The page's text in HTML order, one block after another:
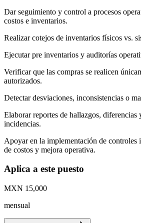
Dar seguimiento y control a procesos
costos e inventarios.
Realizar cotejos de inventarios físicos vs.
Ejecutar pre inventarios y auditorías
Verificar que las compras se realicen
autorizados.
Detectar desviaciones, inconsistencias o
Elaborar reportes de hallazgos, diferencias
incidencias.
Apoyar en la implementación de controles
de costos y mejora operativa.
Aplica a este puesto
MXN 15,000
mensual